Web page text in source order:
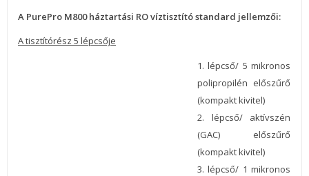
A PurePro M800 háztartási RO víztisztító standard jellemzői:
A tisztítórész 5 lépcsője
1. lépcső/ 5 mikronos
polipropilén előszűrő
(kompakt kivitel)
2. lépcső/ aktívszén
(GAC) előszűrő
(kompakt kivitel)
3. lépcső/ 1 mikronos